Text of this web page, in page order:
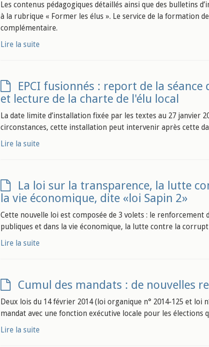
Les contenus pédagogiques détaillés ainsi que des bulletins
à la rubrique « Former les élus ». Le service de la formation
complémentaire.
Lire la suite
EPCI fusionnés : report de la
et lecture de la charte de l'élu local
La date limite d’installation fixée par les textes au 27 janvier
circonstances, cette installation peut intervenir après cette
Lire la suite
La loi sur la transparence, la lutte
la vie économique, dite «loi Sapin 2»
Cette nouvelle loi est composée de 3 volets : le renforcement
publiques et dans la vie économique, la lutte contre la
Lire la suite
Cumul des mandats : de nouvelles
Deux lois du 14 février 2014 (loi organique n° 2014-125 et
mandat avec une fonction exécutive locale pour les
Lire la suite